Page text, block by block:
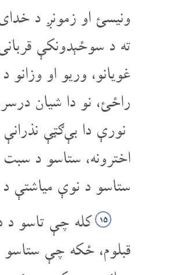
ونیسئ او زمونږ د
ته د سوځېدونکې
غویانو، وریو او
راځئ، نو دا شیان
نورې دا بې‌ګټې
اخترونه، ستاسو د
ستاسو د نوې میاشتې
۱۵ کله چې تاسو د
قبلوم، ځکه چې ستاسو